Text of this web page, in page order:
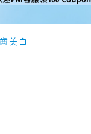
美白